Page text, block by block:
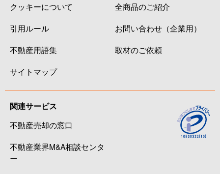
クッキーについて
引用ルール
不動産用語集
サイトマップ
全商品のご紹介
お問い合わせ（企業用）
取材のご依頼
関連サービス
不動産売却の窓口
不動産業界M&A相談センタ
ー